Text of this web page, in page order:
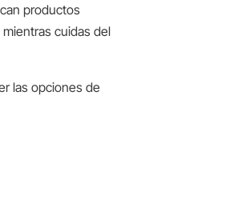
productos
cuidas del
las opciones de